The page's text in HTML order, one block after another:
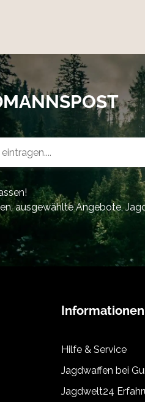
ausgewählte Angebote,
Informationen
Hilfe & Service
Jagdwaffen bei
Jagdwelt24